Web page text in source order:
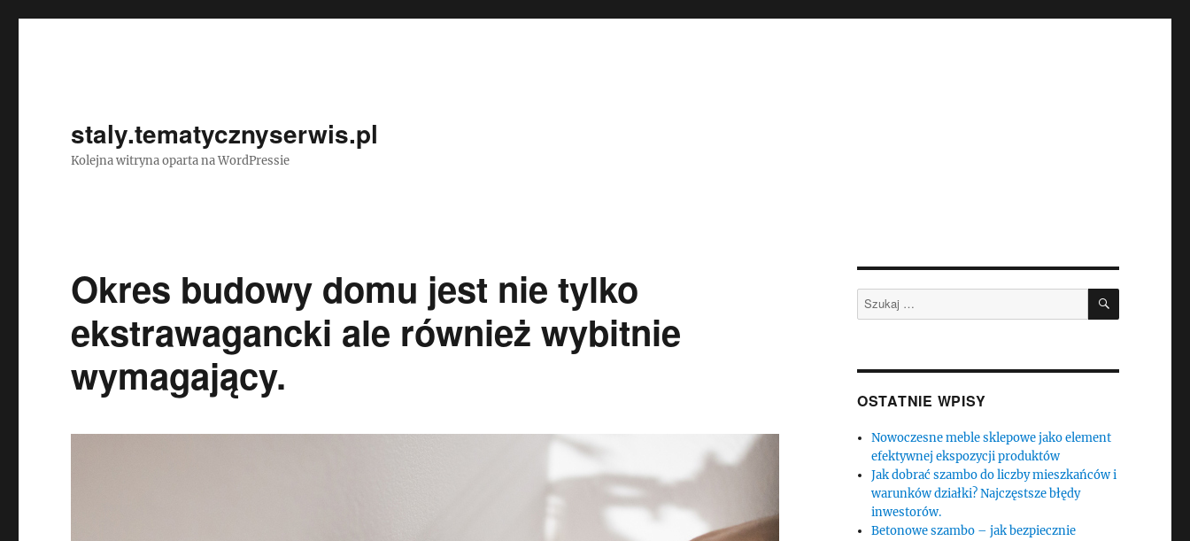
staly.tematycznyserwis.pl
Kolejna witryna oparta na WordPressie
Okres budowy domu jest nie tylko
ekstrawagancki ale również wybitnie
wymagający.
Szukaj: SZUKAJ
OSTATNIE WPISY
Nowoczesne meble sklepowe jako element
efektywnej ekspozycji produktów
Jak dobrać szambo do liczby mieszkańców i
warunków działki? Najczęstsze błędy
inwestorów.
Betonowe szambo – jak bezpiecznie